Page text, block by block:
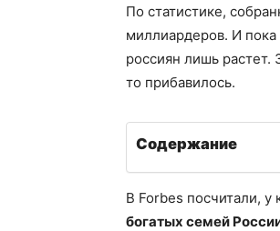
По статистике,
миллиардеров. И
россиян лишь растет.
то прибавилось.
Содержание
В Forbes посчитали, у
богатых семей